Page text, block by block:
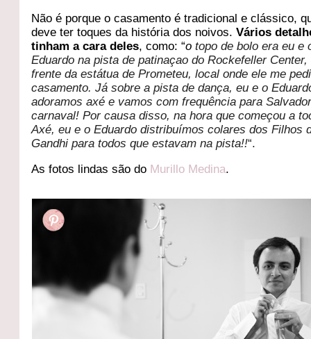
Não é porque o casamento é tradicional e clássico,
deve ter toques da história dos noivos. Vários
tinham a cara deles, como: “o topo de bolo era eu e
Eduardo na pista de patinaçao do Rockefeller Center,
frente da estátua de Prometeu, local onde ele me
casamento. Já sobre a pista de dança, eu e o
adoramos axé e vamos com frequência para
carnaval! Por causa disso, na hora que começou a
Axé, eu e o Eduardo distribuímos colares dos Filhos
Gandhi para todos que estavam na pista!!“.
As fotos lindas são do Murillo Medina.